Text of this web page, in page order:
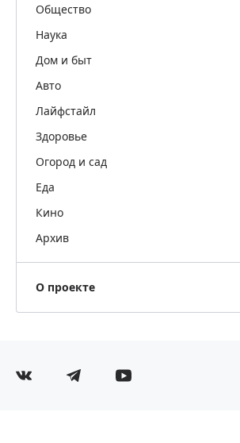
Общество
Наука
Дом и быт
Авто
Лайфстайл
Здоровье
Огород и сад
Еда
Кино
Архив
О проекте